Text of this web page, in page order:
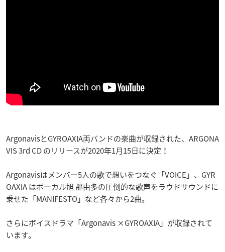
ArgonavisとGYROAXIA両バンドの楽曲が収録された、ARGONA
VIS 3rd CD のリリースが2020年1月15日に決定！
Argonavisはメンバー5人の歌で想いをつなぐ「VOICE」、GYR
OAXIA はボーカル旭 那由多の圧倒的な歌声をラウドサウンドに
乗せた「MANIFESTO」など各々から2曲。
さらにボイスドラマ「Argonavis ×GYROAXIA」が収録されて
います。